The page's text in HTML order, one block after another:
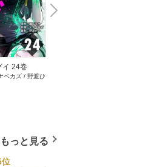
イ 24巻
ベカズ / 野渡ひ
N
e
x
t
もっと見る
位